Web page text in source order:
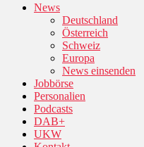
News
Deutschland
Österreich
Schweiz
Europa
News einsenden
Jobbörse
Personalien
Podcasts
DAB+
UKW